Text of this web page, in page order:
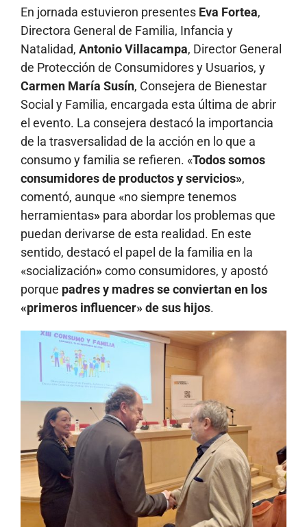
En jornada estuvieron presentes Eva Fortea,
Directora General de Familia, Infancia y
Natalidad, Antonio Villacampa, Director General
de Protección de Consumidores y Usuarios, y
Carmen María Susín, Consejera de Bienestar
Social y Familia, encargada esta última de abrir
el evento. La consejera destacó la importancia
de la trasversalidad de la acción en lo que a
consumo y familia se refieren. «Todos somos
consumidores de productos y servicios»,
comentó, aunque «no siempre tenemos
herramientas» para abordar los problemas que
puedan derivarse de esta realidad. En este
sentido, destacó el papel de la familia en la
«socialización»como consumidores, y apostó
porque padres y madres se conviertan en los
«primeros influencer» de sus hijos.